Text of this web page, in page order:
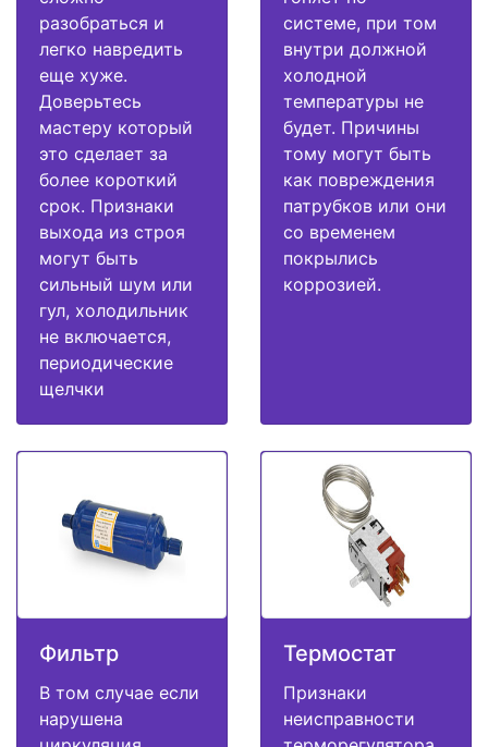
разобраться и
легко навредить
еще хуже.
Доверьтесь
мастеру который
это сделает за
более короткий
срок. Признаки
выхода из строя
могут быть
сильный шум или
гул, холодильник
не включается,
периодические
щелчки
системе, при том
внутри должной
холодной
температуры не
будет. Причины
тому могут быть
как повреждения
патрубков или они
со временем
покрылись
коррозией.
Фильтр
В том случае если
нарушена
Термостат
Признаки
неисправности